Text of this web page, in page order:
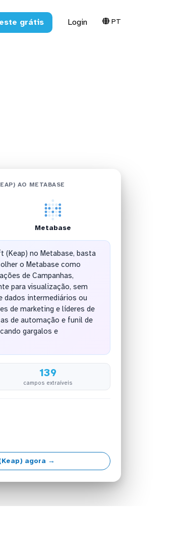
grátis Login PT
AO METABASE
Metabase
no Metabase, basta
o Metabase como
de Campanhas,
para visualização, sem
dados intermediários ou
de marketing e líderes de
de automação e funil de
gargalos e
139
campos extraíveis
agora →